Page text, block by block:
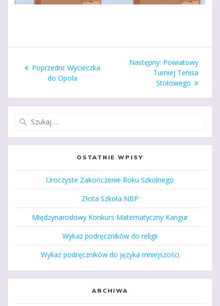
wpisu
Poprzedni: Poprzedni
wpis:
Wycieczka
do Opola
Następny: Następny
wpis:
Powiatowy
Turniej Tenisa
Stołowego
OSTATNIE WPISY
Uroczyste Zakończenie Roku Szkolnego
Złota Szkoła NBP
Międzynarodowy Konkurs Matematyczny Kangur
Wykaz podręczników do religii
Wykaz podręczników do języka mniejszości
ARCHIWA